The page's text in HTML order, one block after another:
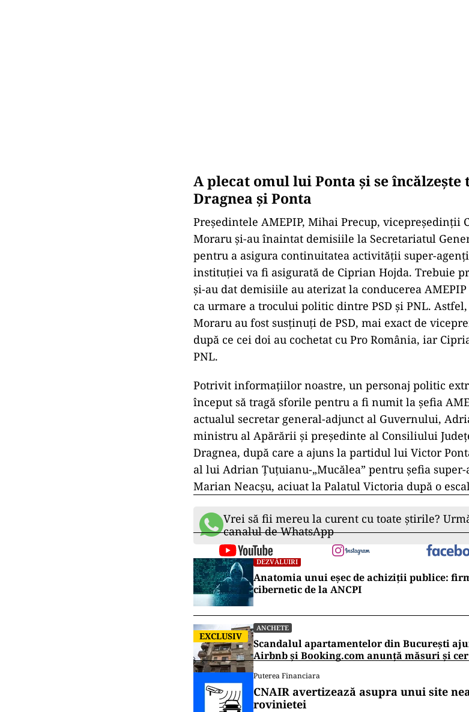
A plecat omul lui Ponta și se
Dragnea și Ponta
Președintele AMEPIP, Mihai Precup, vicepreședinții
Moraru și-au înaintat demisiile la Secretariatul
pentru a asigura continuitatea activității super-
instituției va fi asigurată de Ciprian Hojda. Trebuie
și-au dat demisiile au aterizat la conducerea
ca urmare a trocului politic dintre PSD și PNL.
Moraru au fost susținuți de PSD, mai exact de
după ce cei doi au cochetat cu Pro România, iar
PNL.
Potrivit informațiilor noastre, un personaj politic
început să tragă sforile pentru a fi numit la șefia
actualul secretar general-adjunct al Guvernului,
ministru al Apărării și președinte al Consiliului
Dragnea, după care a ajuns la partidul lui Victor
al lui Adrian Țuțuianu-„Mucălea” pentru șefia
Marian Neacșu, aciuat la Palatul Victoria după o
Vrei să fii mereu la curent cu toate știrile?
canalul de WhatsApp
DEZVĂLUIRI
Anatomia unui eșec de achiziții publice:
cibernetic de la ANCPI
EXCLUSIV
ANCHETE
Scandalul apartamentelor din București
Airbnb și Booking.com anunță măsuri și
Puterea Financiara
CNAIR avertizează asupra unui site
rovinietei